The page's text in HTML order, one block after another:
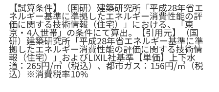
【試算条件】（国研）建築研究所「平成28年省エ
ネルギー基準に準拠したエネルギー消費性能の評
価に関する技術情報（住宅）」における、「東
京・4人世帯」の条件にて算出。【引用元】（国
研）建築研究所「平成28年省エネルギー基準に準
拠したエネルギー消費性能の評価に関する技術情
報（住宅）」およびLIXIL社基準【単価】上下水
道：265円/㎥（税込）、都市ガス：156円/㎥（税
込）※消費税率10%